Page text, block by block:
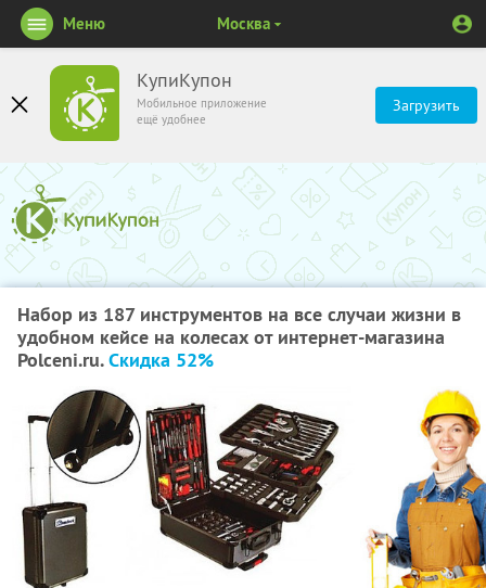
КупиКупон
Мобильное приложение
ещё удобнее
Загрузить
Меню Москва
Набор из 187 инструментов на все случаи жизни в
удобном кейсе на колесах от интернет-магазина
Polceni.ru.Скидка 52%